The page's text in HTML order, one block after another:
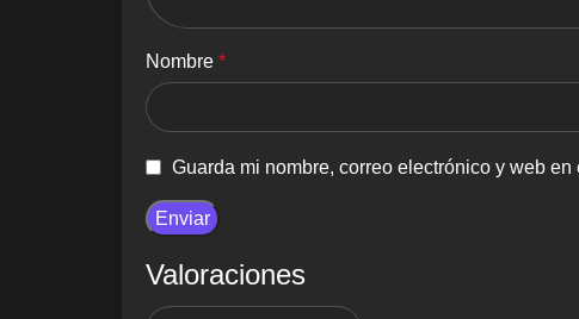
Valoraciones
Nombre *
Guarda mi nombre, correo electrónico y web